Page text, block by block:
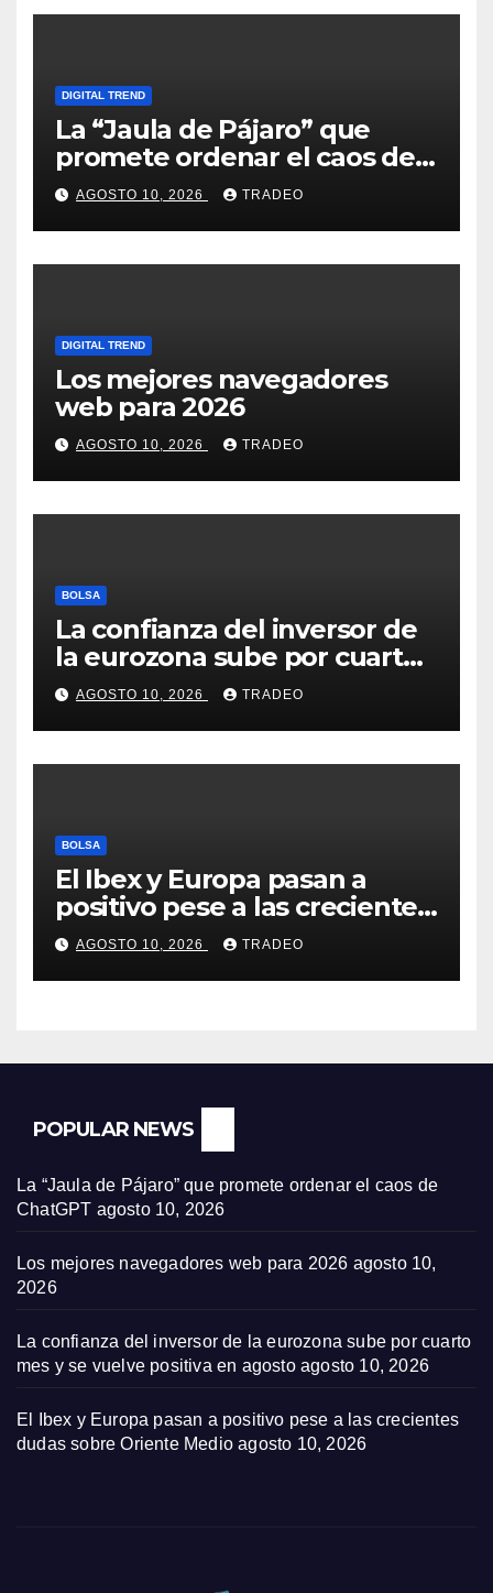
DIGITAL TREND
La “Jaula de Pájaro” que
promete ordenar el caos de
ChatGPT
AGOSTO 10, 2026 TRADEO
DIGITAL TREND
Los mejores navegadores
web para 2026
AGOSTO 10, 2026 TRADEO
BOLSA
La confianza del inversor de
la eurozona sube por cuarto
mes y se vuelve positiva en
agosto
AGOSTO 10, 2026 TRADEO
BOLSA
El Ibex y Europa pasan a
positivo pese a las crecientes
dudas sobre Oriente Medio
AGOSTO 10, 2026 TRADEO
POPULAR NEWS
La “Jaula de Pájaro” que promete ordenar el caos de
ChatGPT agosto 10, 2026
Los mejores navegadores web para 2026 agosto 10,
2026
La confianza del inversor de la eurozona sube por cuarto
mes y se vuelve positiva en agosto agosto 10, 2026
El Ibex y Europa pasan a positivo pese a las crecientes
dudas sobre Oriente Medio agosto 10, 2026